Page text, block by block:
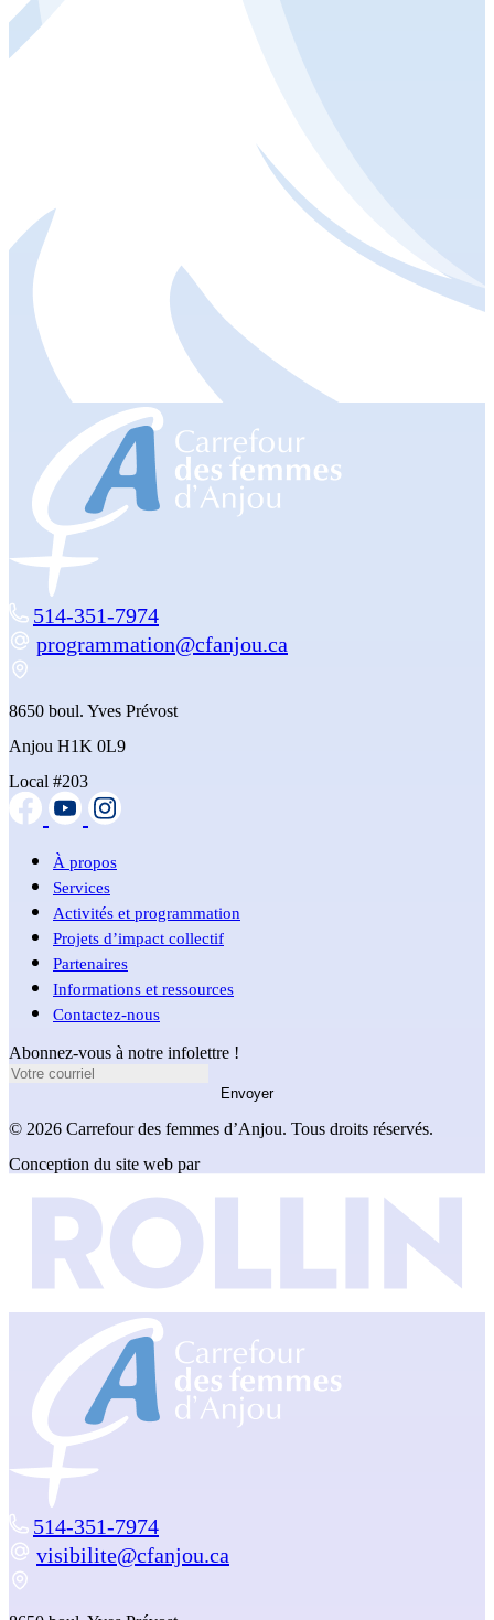
514-351-7974
programmation@cfanjou.ca
8650 boul. Yves Prévost
Anjou H1K 0L9
Local #203
À propos
Services
Activités et programmation
Projets d’impact collectif
Partenaires
Informations et ressources
Contactez-nous
Abonnez-vous à notre infolettre !
Envoyer
© 2026 Carrefour des femmes d’Anjou. Tous droits réservés.
Conception du site web par
514-351-7974
visibilite@cfanjou.ca